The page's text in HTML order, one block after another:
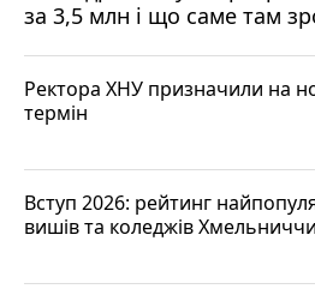
за 3,5 млн і що саме там
Ректора ХНУ призначили на
термін
Вступ 2026: рейтинг
вишів та коледжів